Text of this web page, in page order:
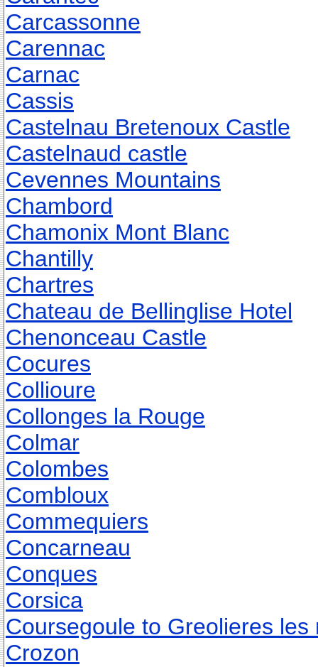
Carcassonne
Carennac
Carnac
Cassis
Castelnau Bretenoux Castle
Castelnaud castle
Cevennes Mountains
Chambord
Chamonix Mont Blanc
Chantilly
Chartres
Chateau de Bellinglise Hotel
Chenonceau Castle
Cocures
Collioure
Collonges la Rouge
Colmar
Colombes
Combloux
Commequiers
Concarneau
Conques
Corsica
Coursegoule to Greolieres les
Crozon